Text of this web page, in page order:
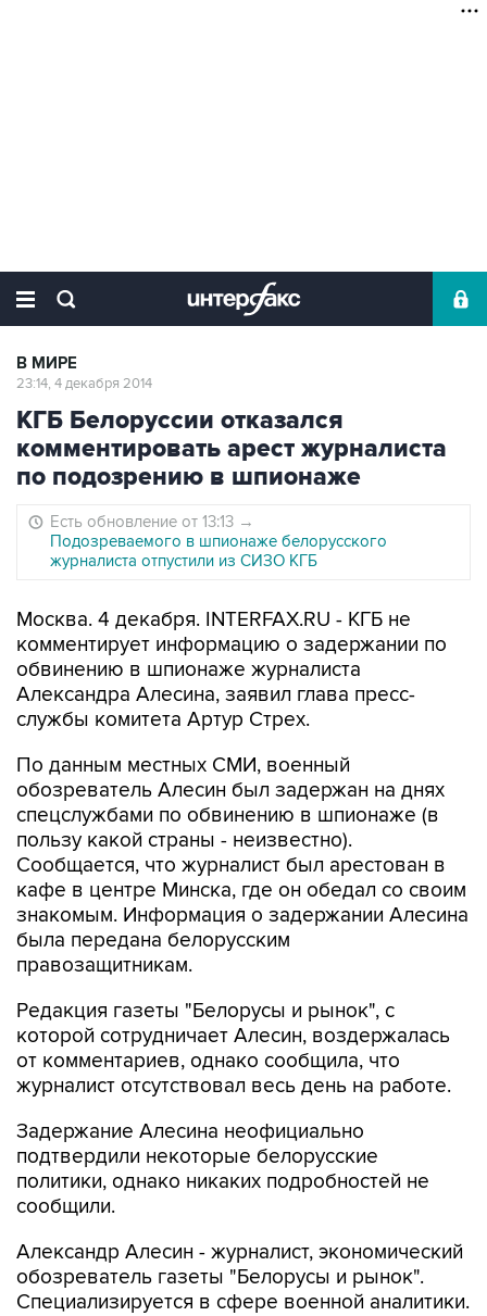
В МИРЕ
23:14, 4 декабря 2014
КГБ Белоруссии отказался
комментировать арест журналиста
по подозрению в шпионаже
Есть обновление от 13:13 →
Подозреваемого в шпионаже белорусского
журналиста отпустили из СИЗО КГБ
Москва. 4 декабря. INTERFAX.RU - КГБ не
комментирует информацию о задержании по
обвинению в шпионаже журналиста
Александра Алесина, заявил глава пресс-
службы комитета Артур Стрех.
По данным местных СМИ, военный
обозреватель Алесин был задержан на днях
спецслужбами по обвинению в шпионаже (в
пользу какой страны - неизвестно).
Сообщается, что журналист был арестован в
кафе в центре Минска, где он обедал со своим
знакомым. Информация о задержании Алесина
была передана белорусским
правозащитникам.
Редакция газеты "Белорусы и рынок", с
которой сотрудничает Алесин, воздержалась
от комментариев, однако сообщила, что
журналист отсутствовал весь день на работе.
Задержание Алесина неофициально
подтвердили некоторые белорусские
политики, однако никаких подробностей не
сообщили.
Александр Алесин - журналист, экономический
обозреватель газеты "Белорусы и рынок".
Специализируется в сфере военной аналитики.